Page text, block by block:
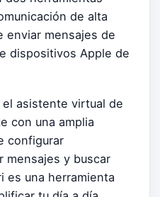
de alta
enviar mensajes de
dispositivos Apple de
asistente virtual de
con una amplia
configurar
mensajes y buscar
es una herramienta